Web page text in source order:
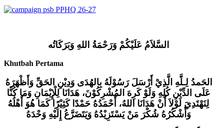
السَّلاَمُ عَلَيْكُمْ وَرَحْمَةُ اللهِ وَبَرَكَاتُه
Khutbah Pertama
الحَمدُ لِـلَّهِ الَّذِيْ أَرْسَلَ رَسُوْلَهُ بِالهُدَى وَدِيْنِ الحَقِّ وَأَظْهَرَهُ
عَلَى الدِّيْنِ كُلِهِ وَلَوْ كَرِهَ المُشْرِكُوْنَ، هَدَانَا لِلْإِيْمَانِ وَمَا كُنَّا
لِنَهْتَدِيَ لَوْلاَ أَنْ هَدَانَا اللهُ، أَحْمَدُهُ حَمْدًا كَثِيْرًا كَمَا هُوَ أَهْلُهُ
وَأَشْكُرُهُ شُكْرَ مَنْ يَسْتَزِيْدُهُ وَيَتَضَرَّعُ إِلَيْهِ وَحْدَهُ